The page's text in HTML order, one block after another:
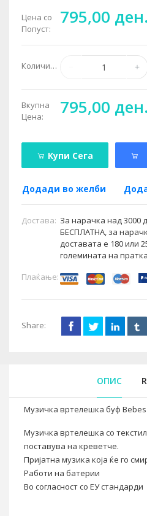
Цена со
Попуст:
795,00 ден.
Количина:
Вкупна
Цена:
795,00 ден.
Купи Сега
Додади во желби
Достава: За нарачка над 3000
БЕСПЛАТНА, за
доставата е 180 или
големината на
Плаќање:
Share:
ОПИС
Музичка вртелешка буф Bebes
Музичка вртелешка со
поставува на креветче.
Пријатна музика која ќе го
Работи на батерии
Во согласност со ЕУ стандарди